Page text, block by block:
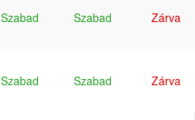
Szabad Szabad Zárva
Szabad Szabad Zárva